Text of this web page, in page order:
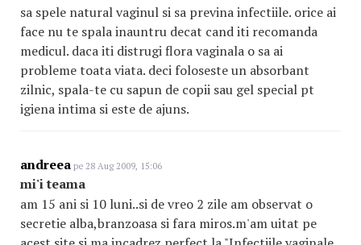
sa spele natural vaginul si sa previna infectiile. orice ai
face nu te spala inauntru decat cand iti recomanda
medicul. daca iti distrugi flora vaginala o sa ai
probleme toata viata. deci foloseste un absorbant
zilnic, spala-te cu sapun de copii sau gel special pt
igiena intima si este de ajuns.
andreea pe 28 Aug 2009, 15:06
mi'i teama
am 15 ani si 10 luni..si de vreo 2 zile am observat o
secretie alba,branzoasa si fara miros.m'am uitat pe